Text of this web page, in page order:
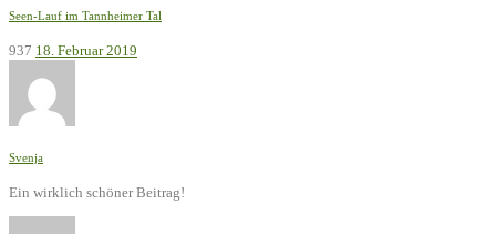
Seen-Lauf im Tannheimer Tal
937 18. Februar 2019
Svenja
Ein wirklich schöner Beitrag!